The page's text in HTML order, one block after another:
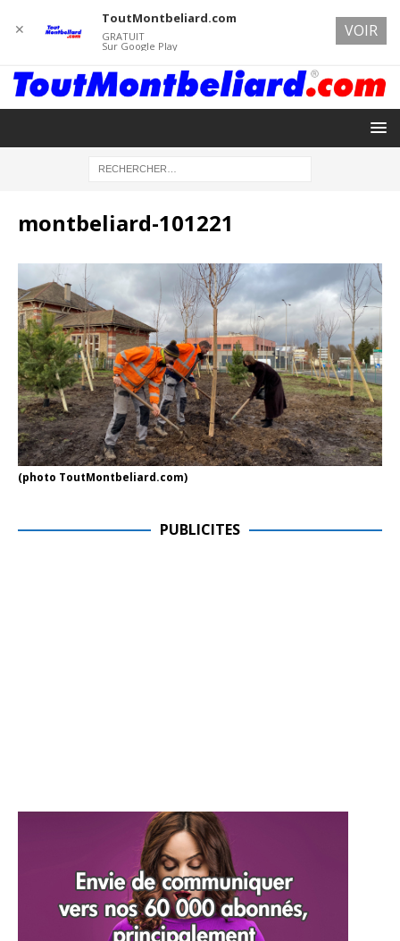
montbeliard-101221
(photo ToutMontbeliard.com)
PUBLICITES
✕
ToutMontbeliard.com
GRATUIT
Sur Google Play
VOIR